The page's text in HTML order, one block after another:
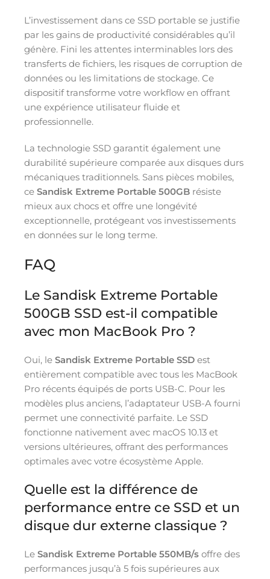
L’investissement dans ce SSD portable se justifie
par les gains de productivité considérables qu’il
génère. Fini les attentes interminables lors des
transferts de fichiers, les risques de corruption de
données ou les limitations de stockage. Ce
dispositif transforme votre workflow en offrant
une expérience utilisateur fluide et
professionnelle.
La technologie SSD garantit également une
durabilité supérieure comparée aux disques durs
mécaniques traditionnels. Sans pièces mobiles,
ce Sandisk Extreme Portable 500GB résiste
mieux aux chocs et offre une longévité
exceptionnelle, protégeant vos investissements
en données sur le long terme.
FAQ
Le Sandisk Extreme Portable
500GB SSD est-il compatible
avec mon MacBook Pro ?
Oui, le Sandisk Extreme Portable SSD est
entièrement compatible avec tous les MacBook
Pro récents équipés de ports USB-C. Pour les
modèles plus anciens, l’adaptateur USB-A fourni
permet une connectivité parfaite. Le SSD
fonctionne nativement avec macOS 10.13 et
versions ultérieures, offrant des performances
optimales avec votre écosystème Apple.
Quelle est la différence de
performance entre ce SSD et un
disque dur externe classique ?
Le Sandisk Extreme Portable 550MB/s offre des
performances jusqu’à 5 fois supérieures aux